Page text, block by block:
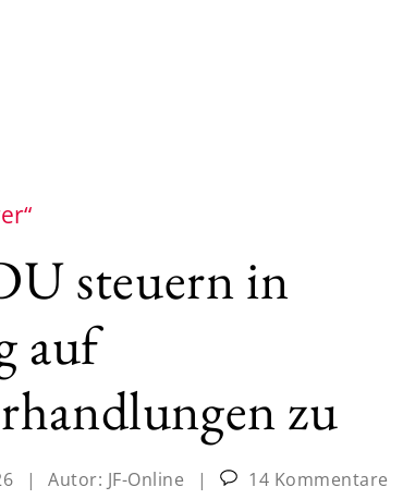
steuern in
auf
zu
| Autor: JF-Online |
14 Kommentare